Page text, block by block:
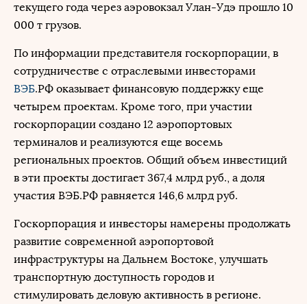
текущего года через аэровокзал Улан-Удэ прошло 10
000 т грузов.
По информации представителя госкорпорации, в
сотрудничестве с отраслевыми инвесторами
ВЭБ.РФ оказывает финансовую поддержку еще
четырем проектам. Кроме того, при участии
госкорпорации создано 12 аэропортовых
терминалов и реализуются еще восемь
региональных проектов. Общий объем инвестиций
в эти проекты достигает 367,4 млрд руб., а доля
участия ВЭБ.РФ равняется 146,6 млрд руб.
Госкорпорация и инвесторы намерены продолжать
развитие современной аэропортовой
инфраструктуры на Дальнем Востоке, улучшать
транспортную доступность городов и
стимулировать деловую активность в регионе.